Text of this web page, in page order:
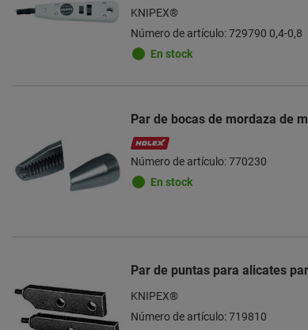
KNIPEX®
Número de artículo: 729790 0,4-0,8
En stock
Par de bocas de mordaza de
Número de artículo: 770230
En stock
Par de puntas para alicates
KNIPEX®
Número de artículo: 719810